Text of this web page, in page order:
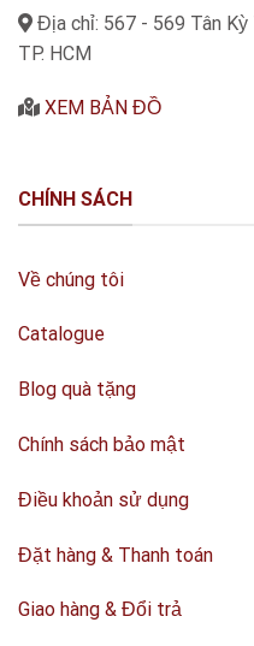
Địa chỉ: 567 - 569 Tân Kỳ
TP. HCM
XEM BẢN ĐỒ
CHÍNH SÁCH
Về chúng tôi
Catalogue
Blog quà tặng
Chính sách bảo mật
Điều khoản sử dụng
Đặt hàng & Thanh toán
Giao hàng & Đổi trả